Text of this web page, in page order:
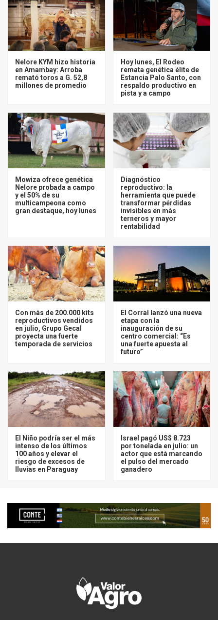
Nelore KYM hizo historia
en Amambay: Arroba
remató toros a G. 52,8
millones de promedio
Hoy lunes, El Rodeo
remata genética élite de
Estancia Palo Santo, con
respaldo productivo en
pista y a campo
Mowiza ofrece genética
Nelore probada a campo
y el 50% de su
multicampeona como
gran destaque, hoy lunes
Diagnóstico
reproductivo: la
herramienta que puede
transformar pérdidas
invisibles en más
terneros y mayor
rentabilidad
Con más de 200.000 kits
reproductivos vendidos
en julio, Grupo Gecal
proyecta una fuerte
temporada de servicios
El Corral lanzó una nueva
etapa con la
inauguración de su
centro comercial: “Es
una fuerte apuesta al
futuro”
El Niño podría ser el más
intenso de los últimos
100 años y elevar el
riesgo de excesos de
lluvias en Paraguay
Israel pagó US$ 8.723
por tonelada en julio: un
actor que está marcando
el pulso del mercado
ganadero